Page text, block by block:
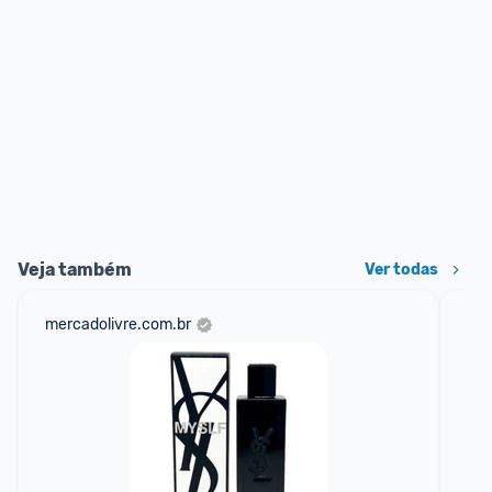
Veja também Ver todas
mercadolivre.com.br